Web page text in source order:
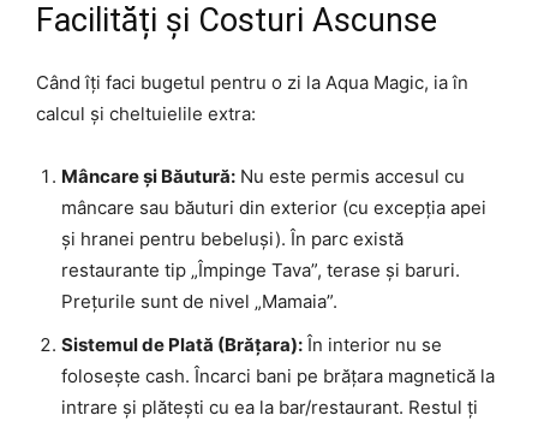
Facilități și Costuri Ascunse
Când îți faci bugetul pentru o zi la Aqua Magic, ia în
calcul și cheltuielile extra:
Mâncare și Băutură: Nu este permis accesul cu
mâncare sau băuturi din exterior (cu excepția apei
și hranei pentru bebeluși). În parc există
restaurante tip „Împinge Tava”, terase și baruri.
Prețurile sunt de nivel „Mamaia”.
Sistemul de Plată (Brățara): În interior nu se
folosește cash. Încarci bani pe brățara magnetică la
intrare și plătești cu ea la bar/restaurant. Restul ți